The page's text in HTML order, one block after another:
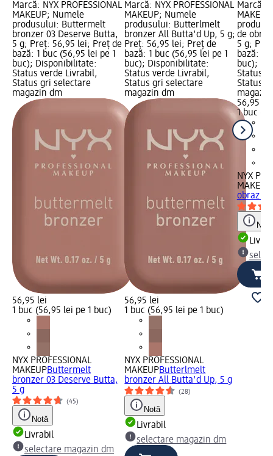
Marcă: NYX PROFESSIONAL
MAKEUP; Numele
produsului: Buttermelt
bronzer 03 Deserve Butta,
5 g; Preț: 56,95 lei; Preț de
bază: 1 buc (56,95 lei pe 1
buc); Disponibilitate:
Status verde Livrabil,
Status gri selectare
magazin dm
56,95 lei
1 buc (56,95 lei pe 1 buc)
NYX PROFESSIONAL
MAKEUPButtermelt
bronzer 03 Deserve Butta,
5 g
(45)
Notă
Livrabil
selectare magazin dm
Marcă: NYX PROFESSIONAL
MAKEUP; Numele
produsului: Butterlmelt
bronzer All Butta'd Up, 5 g;
Preț: 56,95 lei; Preț de
bază: 1 buc (56,95 lei pe 1
buc); Disponibilitate:
Status verde Livrabil,
Status gri selectare
magazin dm
56,95 lei
1 buc (56,95 lei pe 1 buc)
NYX PROFESSIONAL
MAKEUPButterlmelt
bronzer All Butta'd Up, 5 g
(28)
Notă
Livrabil
selectare magazin dm
Marcă:
de
5 g;
bază: 1
buc);
Status
Status
56,95 lei
1 buc
NYX
MAKEUP
obraz
Notă